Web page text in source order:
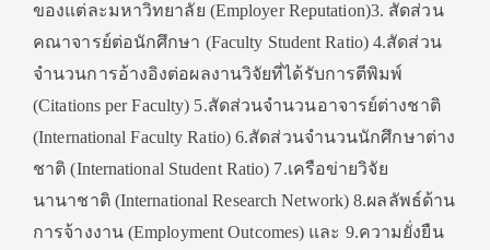
ของแต่ละมหาวิทยาลัย (Employer Reputation)3. สัดส่วน
คณาจารย์ต่อนักศึกษา (Faculty Student Ratio) 4.สัดส่วน
จำนวนการอ้างอิงต่อผลงานวิจัยที่ได้รับการตีพิมพ์
(Citations per Faculty) 5.สัดส่วนจำนวนอาจารย์ต่างชาติ
(International Faculty Ratio) 6.สัดส่วนจำนวนนักศึกษาต่าง
ชาติ (International Student Ratio) 7.เครือข่ายวิจัย
นานาชาติ (International Research Network) 8.ผลลัพธ์ด้าน
การจ้างงาน (Employment Outcomes) และ 9.ความยั่งยืน